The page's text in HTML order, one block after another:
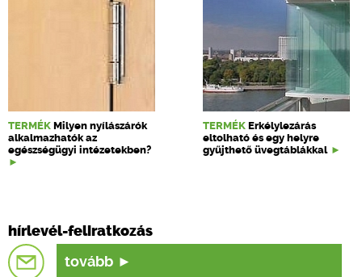
TERMÉK Milyen nyílászárók
alkalmazhatók az
egészségügyi intézetekben?
TERMÉK Erkélylezárás
eltolható és egy helyre
gyűjthető üvegtáblákkal
hírlevél-feliratkozás
tovább